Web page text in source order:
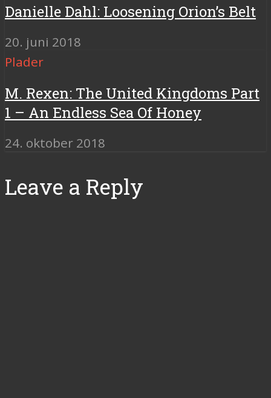
Danielle Dahl: Loosening Orion’s Belt
20. juni 2018
Plader
M. Rexen: The United Kingdoms Part
1 – An Endless Sea Of Honey
24. oktober 2018
Leave a Reply